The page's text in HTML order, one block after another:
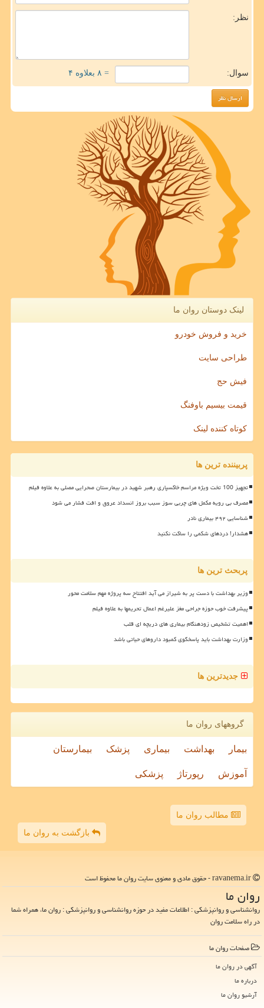
نظر:
سوال: = ۸ بعلاوه ۴
لینک دوستان روان ما
خرید و فروش خودرو
طراحی سایت
فیش حج
قیمت بیسیم باوفنگ
کوتاه کننده لینک
پربیننده ترین ها
تجهیز 100 تخت ویژه مراسم خاکسپاری رهبر شهید در بیمارستان صحرایی مصلی به علاوه فیلم
مصرف بی رویه مکمل های چربی سوز سبب بروز انسداد عروق و افت فشار می شود
شناسایی ۴۹۲ بیماری نادر
هشدار! دردهای شکمی را ساکت نکنید
پربحث ترین ها
وزیر بهداشت با دست پر به شیراز می آید افتتاح سه پروژه مهم سلامت محور
پیشرفت خوب حوزه جراحی مغز علیرغم اعمال تحریمها به علاوه فیلم
اهمیت تشخیص زودهنگام بیماری های دریچه ای قلب
وزارت بهداشت باید پاسخگوی کمبود داروهای حیاتی باشد
جدیدترین ها
گروههای روان ما
بیمار بهداشت بیماری پزشک بیمارستان
آموزش رپورتاژ پزشکی
مطالب روان ما
بازگشت به روان ما
روان ما
روانشناسی و روانپزشکی : اطلاعات مفید در حوزه روانشناسی و روانپزشکی : روان ما، همراه شما
در راه سلامت روان
صفحات روان ما
آگهی در روان ما
درباره ما
آرشیو روان ما